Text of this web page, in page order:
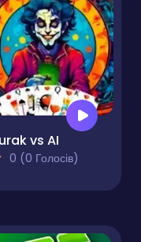
vs AI
0 (0 Голосів)